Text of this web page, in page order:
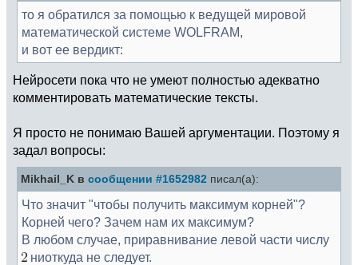
то я обратился за помощью к ведущей мировой
математической системе WOLFRAM,
и вот ее вердикт:
Нейросети пока что не умеют полностью адекватно
комментировать математические тексты.
Я просто не понимаю Вашей аргументации. Поэтому я
задал вопросы:
Mikhail_K в сообщении #1652982 писал(а):
Что значит "чтобы получить максимум корней"?
Корней чего? Зачем нам их максимум?
В любом случае, приравнивание левой части числу
ниоткуда не следует.